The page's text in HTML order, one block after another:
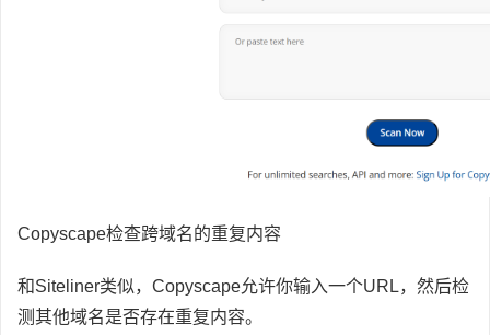
Copyscape检查跨域名的重复内容
和Siteliner类似，Copyscape允许你输入一个URL，然后检
测其他域名是否存在重复内容。